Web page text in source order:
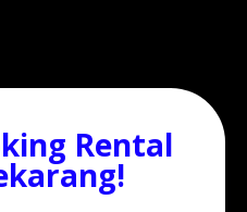
Rental